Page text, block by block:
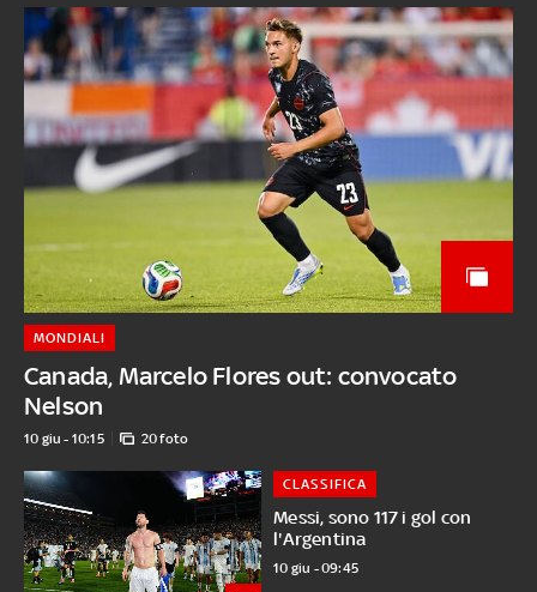
Canada, Marcelo Flores out: convocato
Nelson
MONDIALI
10 giu - 10:15 20 foto
Messi, sono 117 i gol con
l'Argentina
CLASSIFICA
10 giu - 09:45